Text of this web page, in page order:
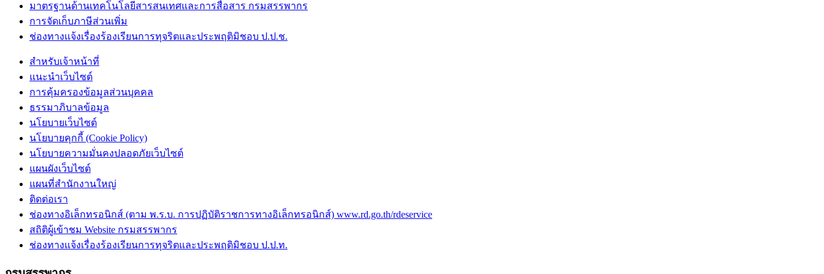
มาตรฐานด้านเทคโนโลยีสารสนเทศและการสื่อสาร กรมสรรพากร
การจัดเก็บภาษีส่วนเพิ่ม
ช่องทางแจ้งเรื่องร้องเรียนการทุจริตและประพฤติมิชอบ ป.ป.ช.
สำหรับเจ้าหน้าที่
แนะนำเว็บไซต์
การคุ้มครองข้อมูลส่วนบุคคล
ธรรมาภิบาลข้อมูล
นโยบายเว็บไซต์
นโยบายคุกกี้ (Cookie Policy)
นโยบายความมั่นคงปลอดภัยเว็บไซต์
แผนผังเว็บไซต์
แผนที่สำนักงานใหญ่
ติดต่อเรา
ช่องทางอิเล็กทรอนิกส์ (ตาม พ.ร.บ. การปฏิบัติราชการทางอิเล็กทรอนิกส์) www.rd.go.th/rdeservice
สถิติผู้เข้าชม Website กรมสรรพากร
ช่องทางแจ้งเรื่องร้องเรียนการทุจริตและประพฤติมิชอบ ป.ป.ท.